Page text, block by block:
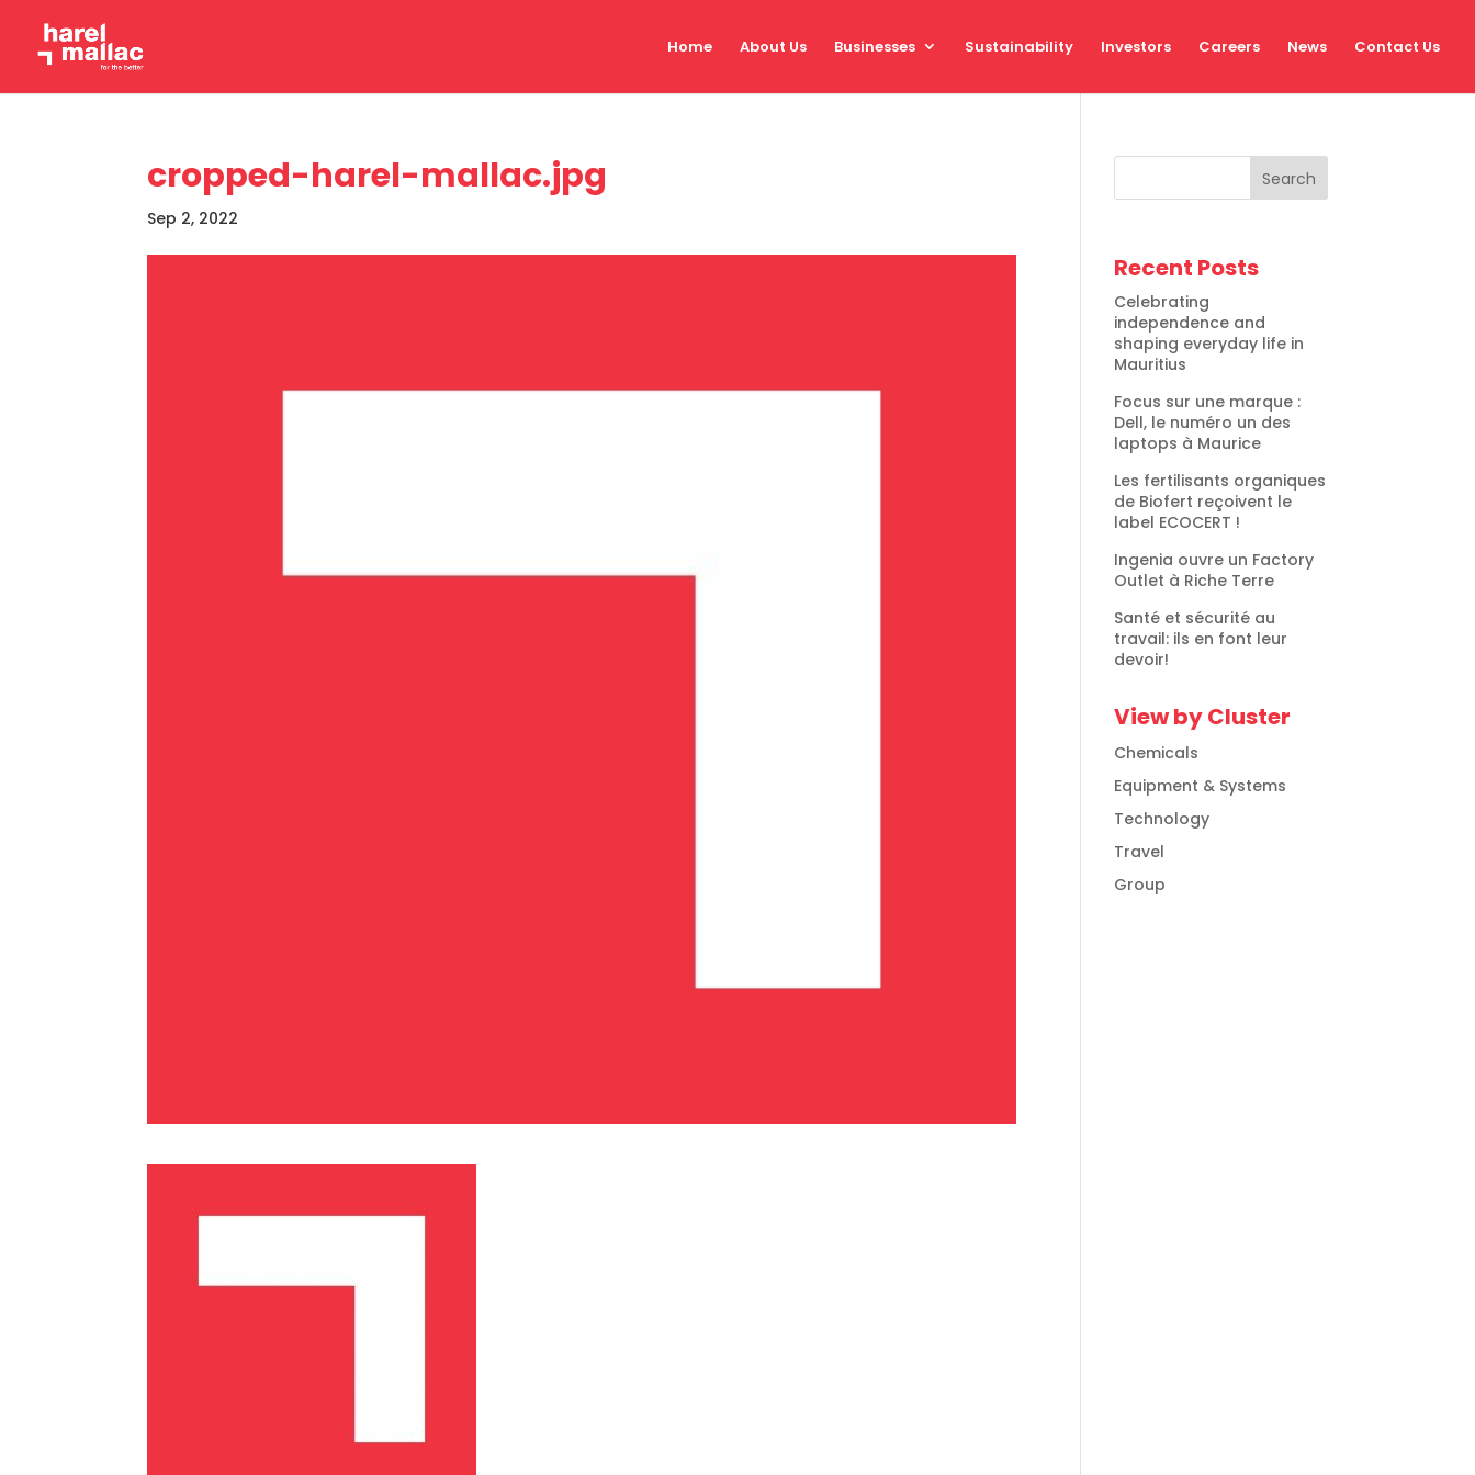
Home About Us Businesses Sustainability Investors Careers News Contact Us
cropped-harel-mallac.jpg
Sep 2, 2022
Search
Recent Posts
Celebrating
independence and
shaping everyday life in
Mauritius
Focus sur une marque :
Dell, le numéro un des
laptops à Maurice
Les fertilisants organiques
de Biofert reçoivent le
label ECOCERT !
Ingenia ouvre un Factory
Outlet à Riche Terre
Santé et sécurité au
travail: ils en font leur
devoir!
View by Cluster
Chemicals
Equipment & Systems
Technology
Travel
Group